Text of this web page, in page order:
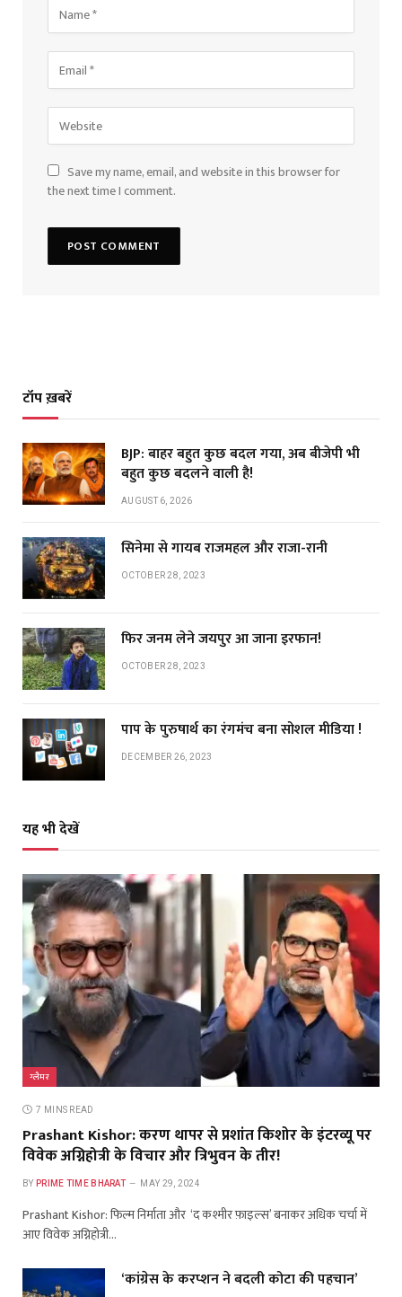
Save my name, email, and website in this browser for
the next time I comment.
टॉप ख़बरें
BJP: बाहर बहुत कुछ बदल गया, अब बीजेपी भी
बहुत कुछ बदलने वाली है!
AUGUST 6, 2026
सिनेमा से गायब राजमहल और राजा-रानी
OCTOBER 28, 2023
फिर जनम लेने जयपुर आ जाना इरफान!
OCTOBER 28, 2023
पाप के पुरुषार्थ का रंगमंच बना सोशल मीडिया !
DECEMBER 26, 2023
यह भी देखें
ग्लैमर
7 MINS READ
Prashant Kishor: करण थापर से प्रशांत किशोर के इंटरव्यू पर
विवेक अग्निहोत्री के विचार और त्रिभुवन के तीर!
BY PRIME TIME BHARAT MAY 29, 2024
Prashant Kishor: फिल्म निर्माता और ‘द कश्मीर फ़ाइल्स’ बनाकर अधिक चर्चा में
आए विवेक अग्निहोत्री…
‘कांग्रेस के करप्शन ने बदली कोटा की पहचान’